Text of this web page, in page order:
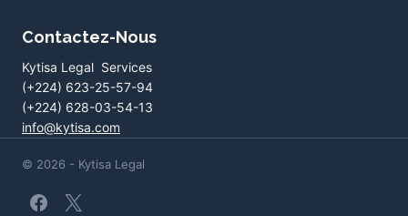
Contactez-Nous
Kytisa Legal Services
(+224) 623-25-57-94
(+224) 628-03-54-13
info@kytisa.com
© 2026 - Kytisa Legal